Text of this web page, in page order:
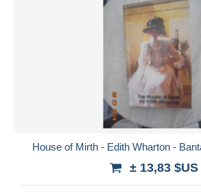
House of Mirth - Edith Wharton -
± 13,83 $US